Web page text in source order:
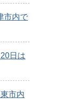
市内で
日は
市内